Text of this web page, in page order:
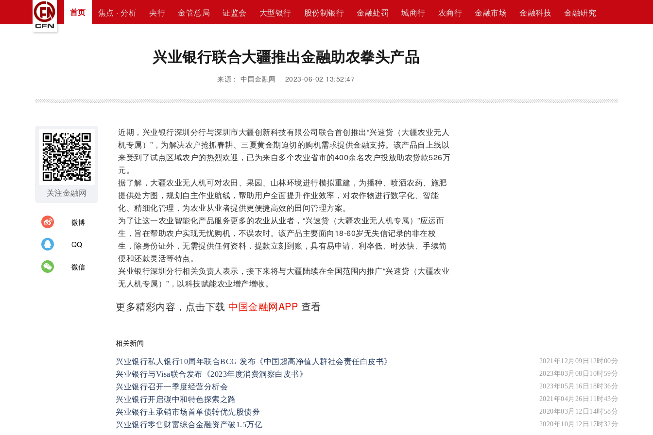
首页 焦点 · 分析 央行 金管总局 证监会 大型银行 股份制银行 金融处罚 城商行 农商行 金融市场 金融科技 金融研究
兴业银行联合大疆推出金融助农拳头产品
来源： 中国金融网 2023-06-02 13:52:47
关注金融网
微博
QQ
微信
近期，兴业银行深圳分行与深圳市大疆创新科技有限公司联合首创推出“兴速贷（大疆农业无人
机专属）”，为解决农户抢抓春耕、三夏黄金期迫切的购机需求提供金融支持。该产品自上线以
来受到了试点区域农户的热烈欢迎，已为来自多个农业省市的400余名农户投放助农贷款526万
元。
据了解，大疆农业无人机可对农田、果园、山林环境进行模拟重建，为播种、喷洒农药、施肥
提供处方图，规划自主作业航线，帮助用户全面提升作业效率，对农作物进行数字化、智能
化、精细化管理，为农业从业者提供更便捷高效的田间管理方案。
为了让这一农业智能化产品服务更多的农业从业者，“兴速贷（大疆农业无人机专属）”应运而
生，旨在帮助农户实现无忧购机，不误农时。该产品主要面向18-60岁无失信记录的非在校
生，除身份证外，无需提供任何资料，提款立刻到账，具有易申请、利率低、时效快、手续简
便和还款灵活等特点。
兴业银行深圳分行相关负责人表示，接下来将与大疆陆续在全国范围内推广“兴速贷（大疆农业
无人机专属）”，以科技赋能农业增产增收。
更多精彩内容，点击下载 中国金融网APP 查看
相关新闻
兴业银行私人银行10周年联合BCG 发布《中国超高净值人群社会责任白皮书》 2021年12月09日12时00分
兴业银行与Visa联合发布《2023年度消费洞察白皮书》 2023年03月08日10时59分
兴业银行召开一季度经营分析会 2023年05月16日18时36分
兴业银行开启碳中和特色探索之路 2021年04月26日11时43分
兴业银行主承销市场首单债转优先股债券 2020年03月12日14时58分
兴业银行零售财富综合金融资产破1.5万亿 2020年10月12日17时32分